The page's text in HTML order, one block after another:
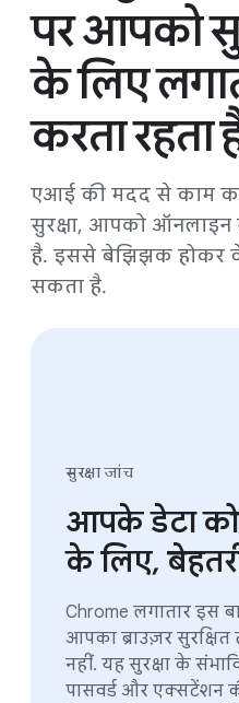
पर आपको
के लिए
करता रहता
एआई की मदद से काम
सुरक्षा, आपको
है. इससे बेझिझक होकर
सकता है.
सुरक्षा जांच
आपके डेटा को
के लिए,
Chrome लगातार इस
आपका ब्राउज़र
नहीं. यह सुरक्षा के
पासवर्ड और एक्सटेंशन